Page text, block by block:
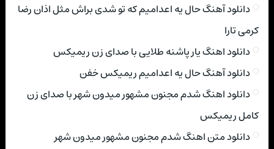
دانلود آهنگ حال یه اعدامیم که تو شدی براش مثل اذان رضا
کرمی تارا
دانلود اهنگ یار پاشنه طلایی با صدای زن ریمیکس
دانلود آهنگ حال یه اعدامیم ریمیکس خفن
دانلود اهنگ شدم مجنون مشهور میدون شهر با صدای زن
کامل ریمیکس
دانلود متن اهنگ شدم مجنون مشهور میدون شهر